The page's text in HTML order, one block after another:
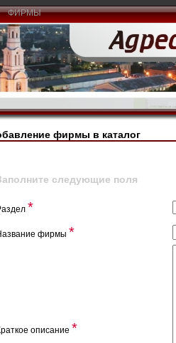
ФИРМЫ
фирмы в каталог
следующие поля
*
фирмы *
описание *